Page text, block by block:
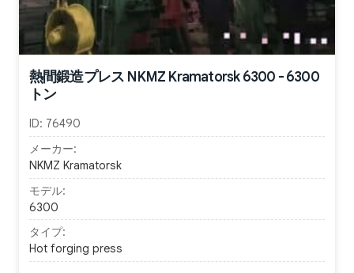
熱間鍛造プレス NKMZ Kramatorsk 6300 - 6300
トン
ID: 76490
メーカー:
NKMZ Kramatorsk
モデル:
6300
タイプ:
Hot forging press